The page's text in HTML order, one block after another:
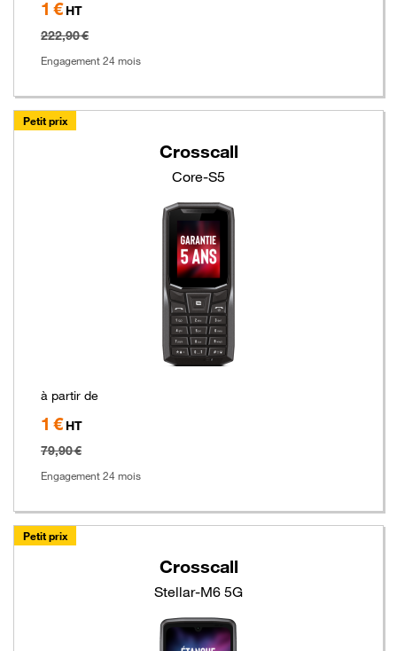
1 € HT
222,90 €
Engagement 24 mois
Petit prix
Crosscall
Core-S5
à partir de
1 € HT
79,90 €
Engagement 24 mois
Petit prix
Crosscall
Stellar-M6 5G